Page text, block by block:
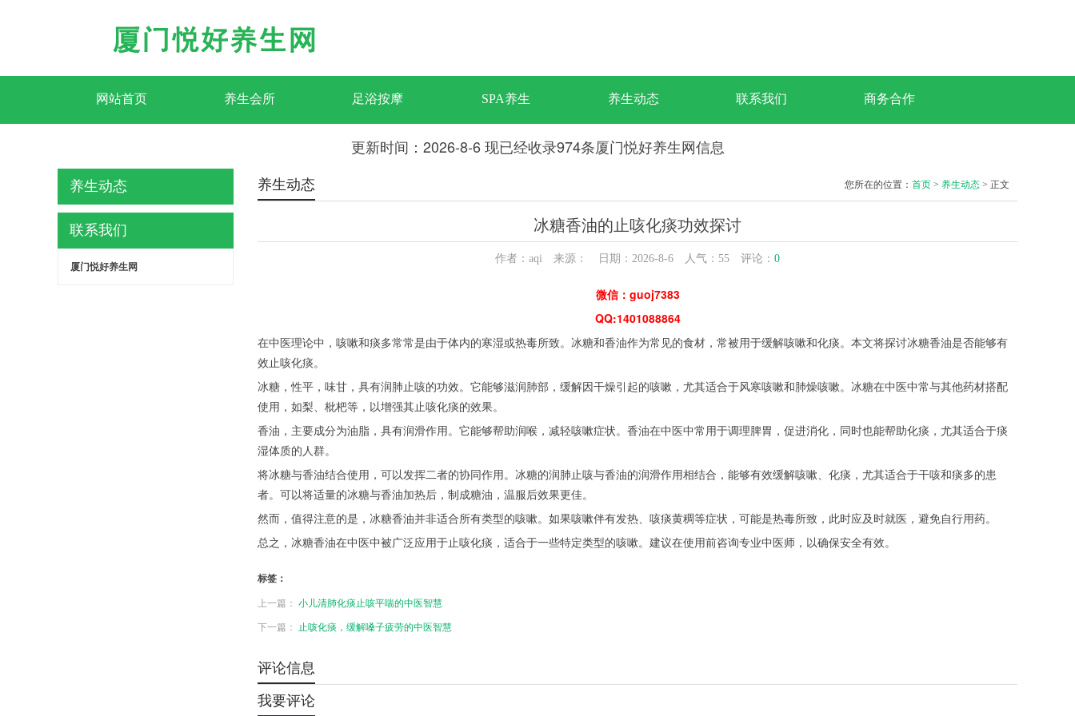
网站首页 养生会所 足浴按摩 SPA养生 养生动态 联系我们 商务合作
更新时间：2026-8-6 现已经收录974条厦门悦好养生网信息
养生动态
联系我们
厦门悦好养生网
养生动态 您所在的位置： 首页 > 养生动态 > 正文
冰糖香油的止咳化痰功效探讨
作者：aqi 来源： 日期：2026-8-6 人气： 55 评论： 0
微信：guoj7383
QQ:1401088864
在中医理论中，咳嗽和痰多常常是由于体内的寒湿或热毒所致。冰糖和香油作为常见的食材，常被用于缓解咳嗽和化痰。本文将探讨冰糖香油是否能够有
效止咳化痰。
冰糖，性平，味甘，具有润肺止咳的功效。它能够滋润肺部，缓解因干燥引起的咳嗽，尤其适合于风寒咳嗽和肺燥咳嗽。冰糖在中医中常与其他药材搭配
使用，如梨、枇杷等，以增强其止咳化痰的效果。
香油，主要成分为油脂，具有润滑作用。它能够帮助润喉，减轻咳嗽症状。香油在中医中常用于调理脾胃，促进消化，同时也能帮助化痰，尤其适合于痰
湿体质的人群。
将冰糖与香油结合使用，可以发挥二者的协同作用。冰糖的润肺止咳与香油的润滑作用相结合，能够有效缓解咳嗽、化痰，尤其适合于干咳和痰多的患
者。可以将适量的冰糖与香油加热后，制成糖油，温服后效果更佳。
然而，值得注意的是，冰糖香油并非适合所有类型的咳嗽。如果咳嗽伴有发热、咳痰黄稠等症状，可能是热毒所致，此时应及时就医，避免自行用药。
总之，冰糖香油在中医中被广泛应用于止咳化痰，适合于一些特定类型的咳嗽。建议在使用前咨询专业中医师，以确保安全有效。
标签：
上一篇： 小儿清肺化痰止咳平喘的中医智慧
下一篇： 止咳化痰，缓解嗓子疲劳的中医智慧
评论信息
我要评论